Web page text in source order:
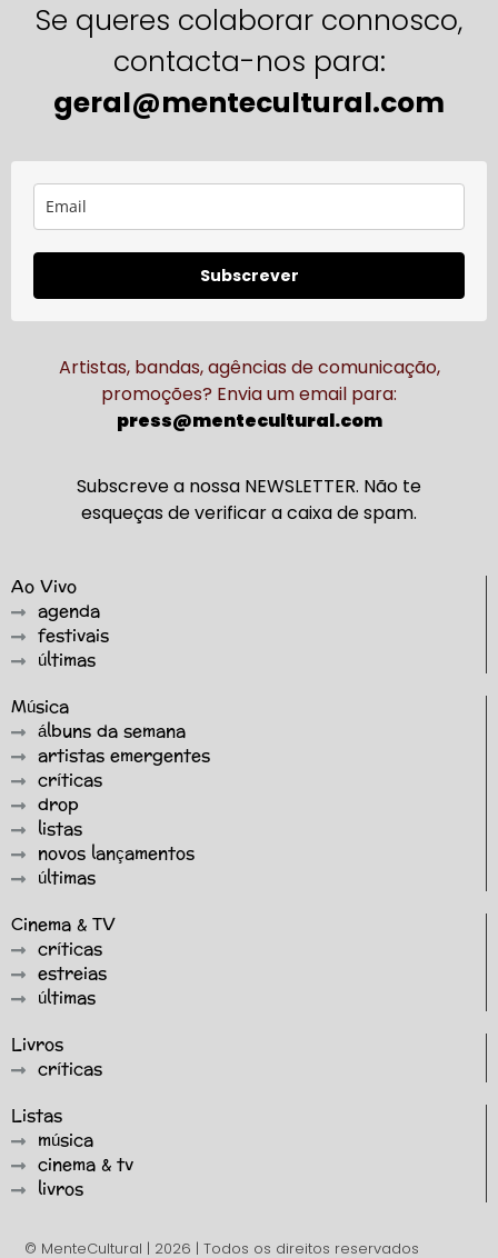
Se queres colaborar connosco,
contacta-nos para:
geral@mentecultural.com
Subscrever
Artistas, bandas, agências de comunicação,
promoções? Envia um email para:
press@mentecultural.com
Subscreve a nossa NEWSLETTER. Não te
esqueças de verificar a caixa de spam.
Ao Vivo
agenda
festivais
últimas
Música
álbuns da semana
artistas emergentes
críticas
drop
listas
novos lançamentos
últimas
Cinema & TV
críticas
estreias
últimas
Livros
críticas
Listas
música
cinema & tv
livros
© MenteCultural | 2026 | Todos os direitos reservados